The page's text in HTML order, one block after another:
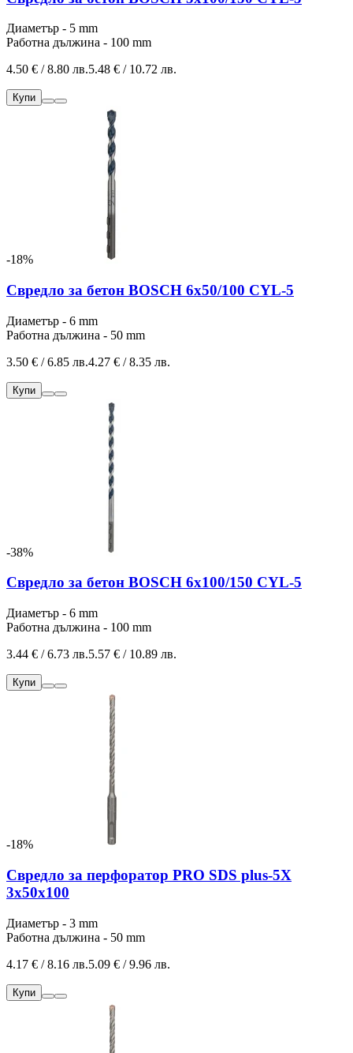
Диаметър - 5 mm
Работна дължина - 100 mm
4.50 € / 8.80 лв.5.48 € / 10.72 лв.
Купи
-18%
Свредло за бетон BOSCH 6x50/100 CYL-5
Диаметър - 6 mm
Работна дължина - 50 mm
3.50 € / 6.85 лв.4.27 € / 8.35 лв.
Купи
-38%
Свредло за бетон BOSCH 6x100/150 CYL-5
Диаметър - 6 mm
Работна дължина - 100 mm
3.44 € / 6.73 лв.5.57 € / 10.89 лв.
Купи
-18%
Свредло за перфоратор PRO SDS plus-5X
3x50x100
Диаметър - 3 mm
Работна дължина - 50 mm
4.17 € / 8.16 лв.5.09 € / 9.96 лв.
Купи